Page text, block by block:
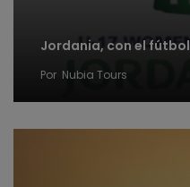
Jordania, con el fútbol
Por Nubia Tours